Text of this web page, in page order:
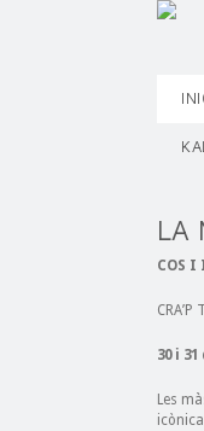
LA
COS I
CRA’P
30 i
Les